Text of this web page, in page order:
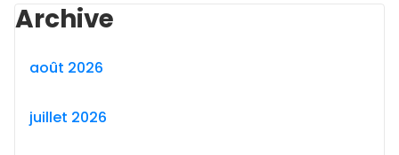
Archive
août 2026
juillet 2026